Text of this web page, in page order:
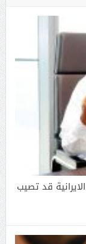
قد تصيب